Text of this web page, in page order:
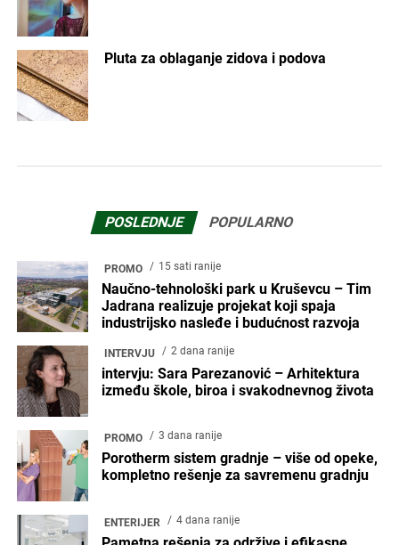
Pluta za oblaganje zidova i podova
POSLEDNJE POPULARNO
PROMO 15 sati ranije
Naučno-tehnološki park u Kruševcu – Tim
Jadrana realizuje projekat koji spaja
industrijsko nasleđe i budućnost razvoja
INTERVJU 2 dana ranije
intervju: Sara Parezanović – Arhitektura
između škole, biroa i svakodnevnog života
PROMO 3 dana ranije
Porotherm sistem gradnje – više od opeke,
kompletno rešenje za savremenu gradnju
ENTERIJER 4 dana ranije